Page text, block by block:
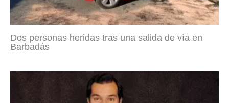
Dos personas heridas tras una salida de vía en
Barbadás